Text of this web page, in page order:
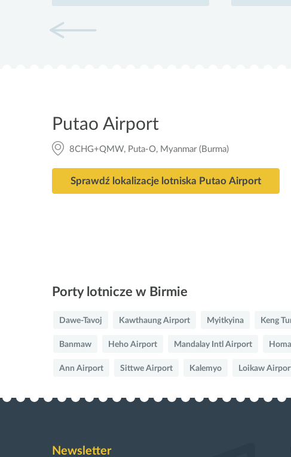
Putao Airport
8CHG+QMW, Puta-O, Myanmar (Burma)
Sprawdź lokalizacje lotniska Putao Airport
Porty lotnicze w Birmie
Dawe-Tavoj Kawthaung Airport Myitkyina Keng
Banmaw Heho Airport Mandalay Intl Airport
Ann Airport Sittwe Airport Kalemyo Loikaw
Newsletter